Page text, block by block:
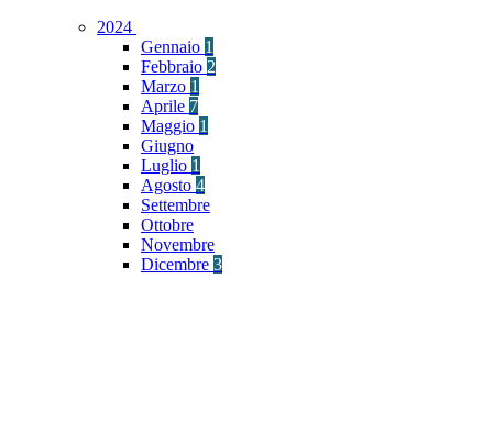
2024
Gennaio 1
Febbraio 2
Marzo 1
Aprile 7
Maggio 1
Giugno
Luglio 1
Agosto 4
Settembre
Ottobre
Novembre
Dicembre 3